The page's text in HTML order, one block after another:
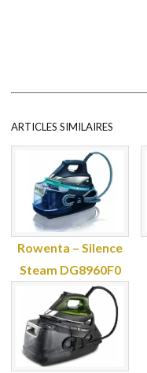
ARTICLES SIMILAIRES
Rowenta – Silence
Steam DG8960F0